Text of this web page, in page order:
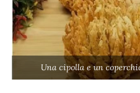
Una cipolla e un